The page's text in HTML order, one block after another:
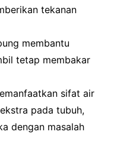
tekanan
membantu
tetap membakar
sifat air
pada tubuh,
dengan masalah